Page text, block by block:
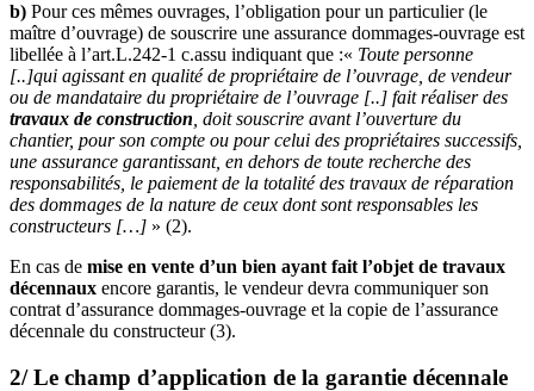
b) Pour ces mêmes ouvrages, l’obligation pour un particulier (le
maître d’ouvrage) de souscrire une assurance dommages-ouvrage est
libellée à l’art.L.242-1 c.assu indiquant que :« Toute personne
[..]qui agissant en qualité de propriétaire de l’ouvrage, de vendeur
ou de mandataire du propriétaire de l’ouvrage [..] fait réaliser des
travaux de construction , doit souscrire avant l’ouverture du
chantier, pour son compte ou pour celui des propriétaires successifs,
une assurance garantissant, en dehors de toute recherche des
responsabilités, le paiement de la totalité des travaux de réparation
des dommages de la nature de ceux dont sont responsables les
constructeurs […] » (2).
En cas de mise en vente d’un bien ayant fait l’objet de travaux
décennaux encore garantis, le vendeur devra communiquer son
contrat d’assurance dommages-ouvrage et la copie de l’assurance
décennale du constructeur (3).
2/ Le champ d’application de la garantie décennale